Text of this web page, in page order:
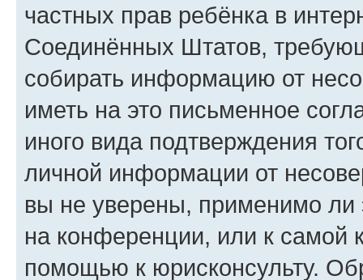
частных прав ребёнка в
Соединённых Штатов,
собирать информацию от
иметь на это письменное
иного вида подтверждения
личной информации от
вы не уверены, применимо ли
на конференции, или к самой
помощью к юрисконсульту.